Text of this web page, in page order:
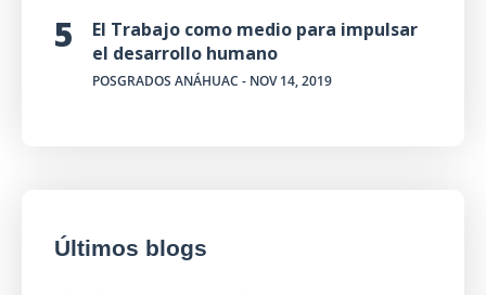
El Trabajo como medio para impulsar
el desarrollo humano
POSGRADOS ANÁHUAC - NOV 14, 2019
Últimos blogs